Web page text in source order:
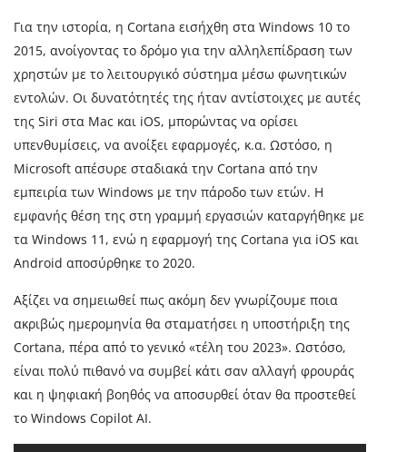
Για την ιστορία, η Cortana εισήχθη στα Windows 10 το
2015, ανοίγοντας το δρόμο για την αλληλεπίδραση των
χρηστών με το λειτουργικό σύστημα μέσω φωνητικών
εντολών. Οι δυνατότητές της ήταν αντίστοιχες με αυτές
της Siri στα Mac και iOS, μπορώντας να ορίσει
υπενθυμίσεις, να ανοίξει εφαρμογές, κ.α. Ωστόσο, η
Microsoft απέσυρε σταδιακά την Cortana από την
εμπειρία των Windows με την πάροδο των ετών. Η
εμφανής θέση της στη γραμμή εργασιών καταργήθηκε με
τα Windows 11, ενώ η εφαρμογή της Cortana για iOS και
Android αποσύρθηκε το 2020.
Αξίζει να σημειωθεί πως ακόμη δεν γνωρίζουμε ποια
ακριβώς ημερομηνία θα σταματήσει η υποστήριξη της
Cortana, πέρα από το γενικό «τέλη του 2023». Ωστόσο,
είναι πολύ πιθανό να συμβεί κάτι σαν αλλαγή φρουράς
και η ψηφιακή βοηθός να αποσυρθεί όταν θα προστεθεί
το Windows Copilot AI.